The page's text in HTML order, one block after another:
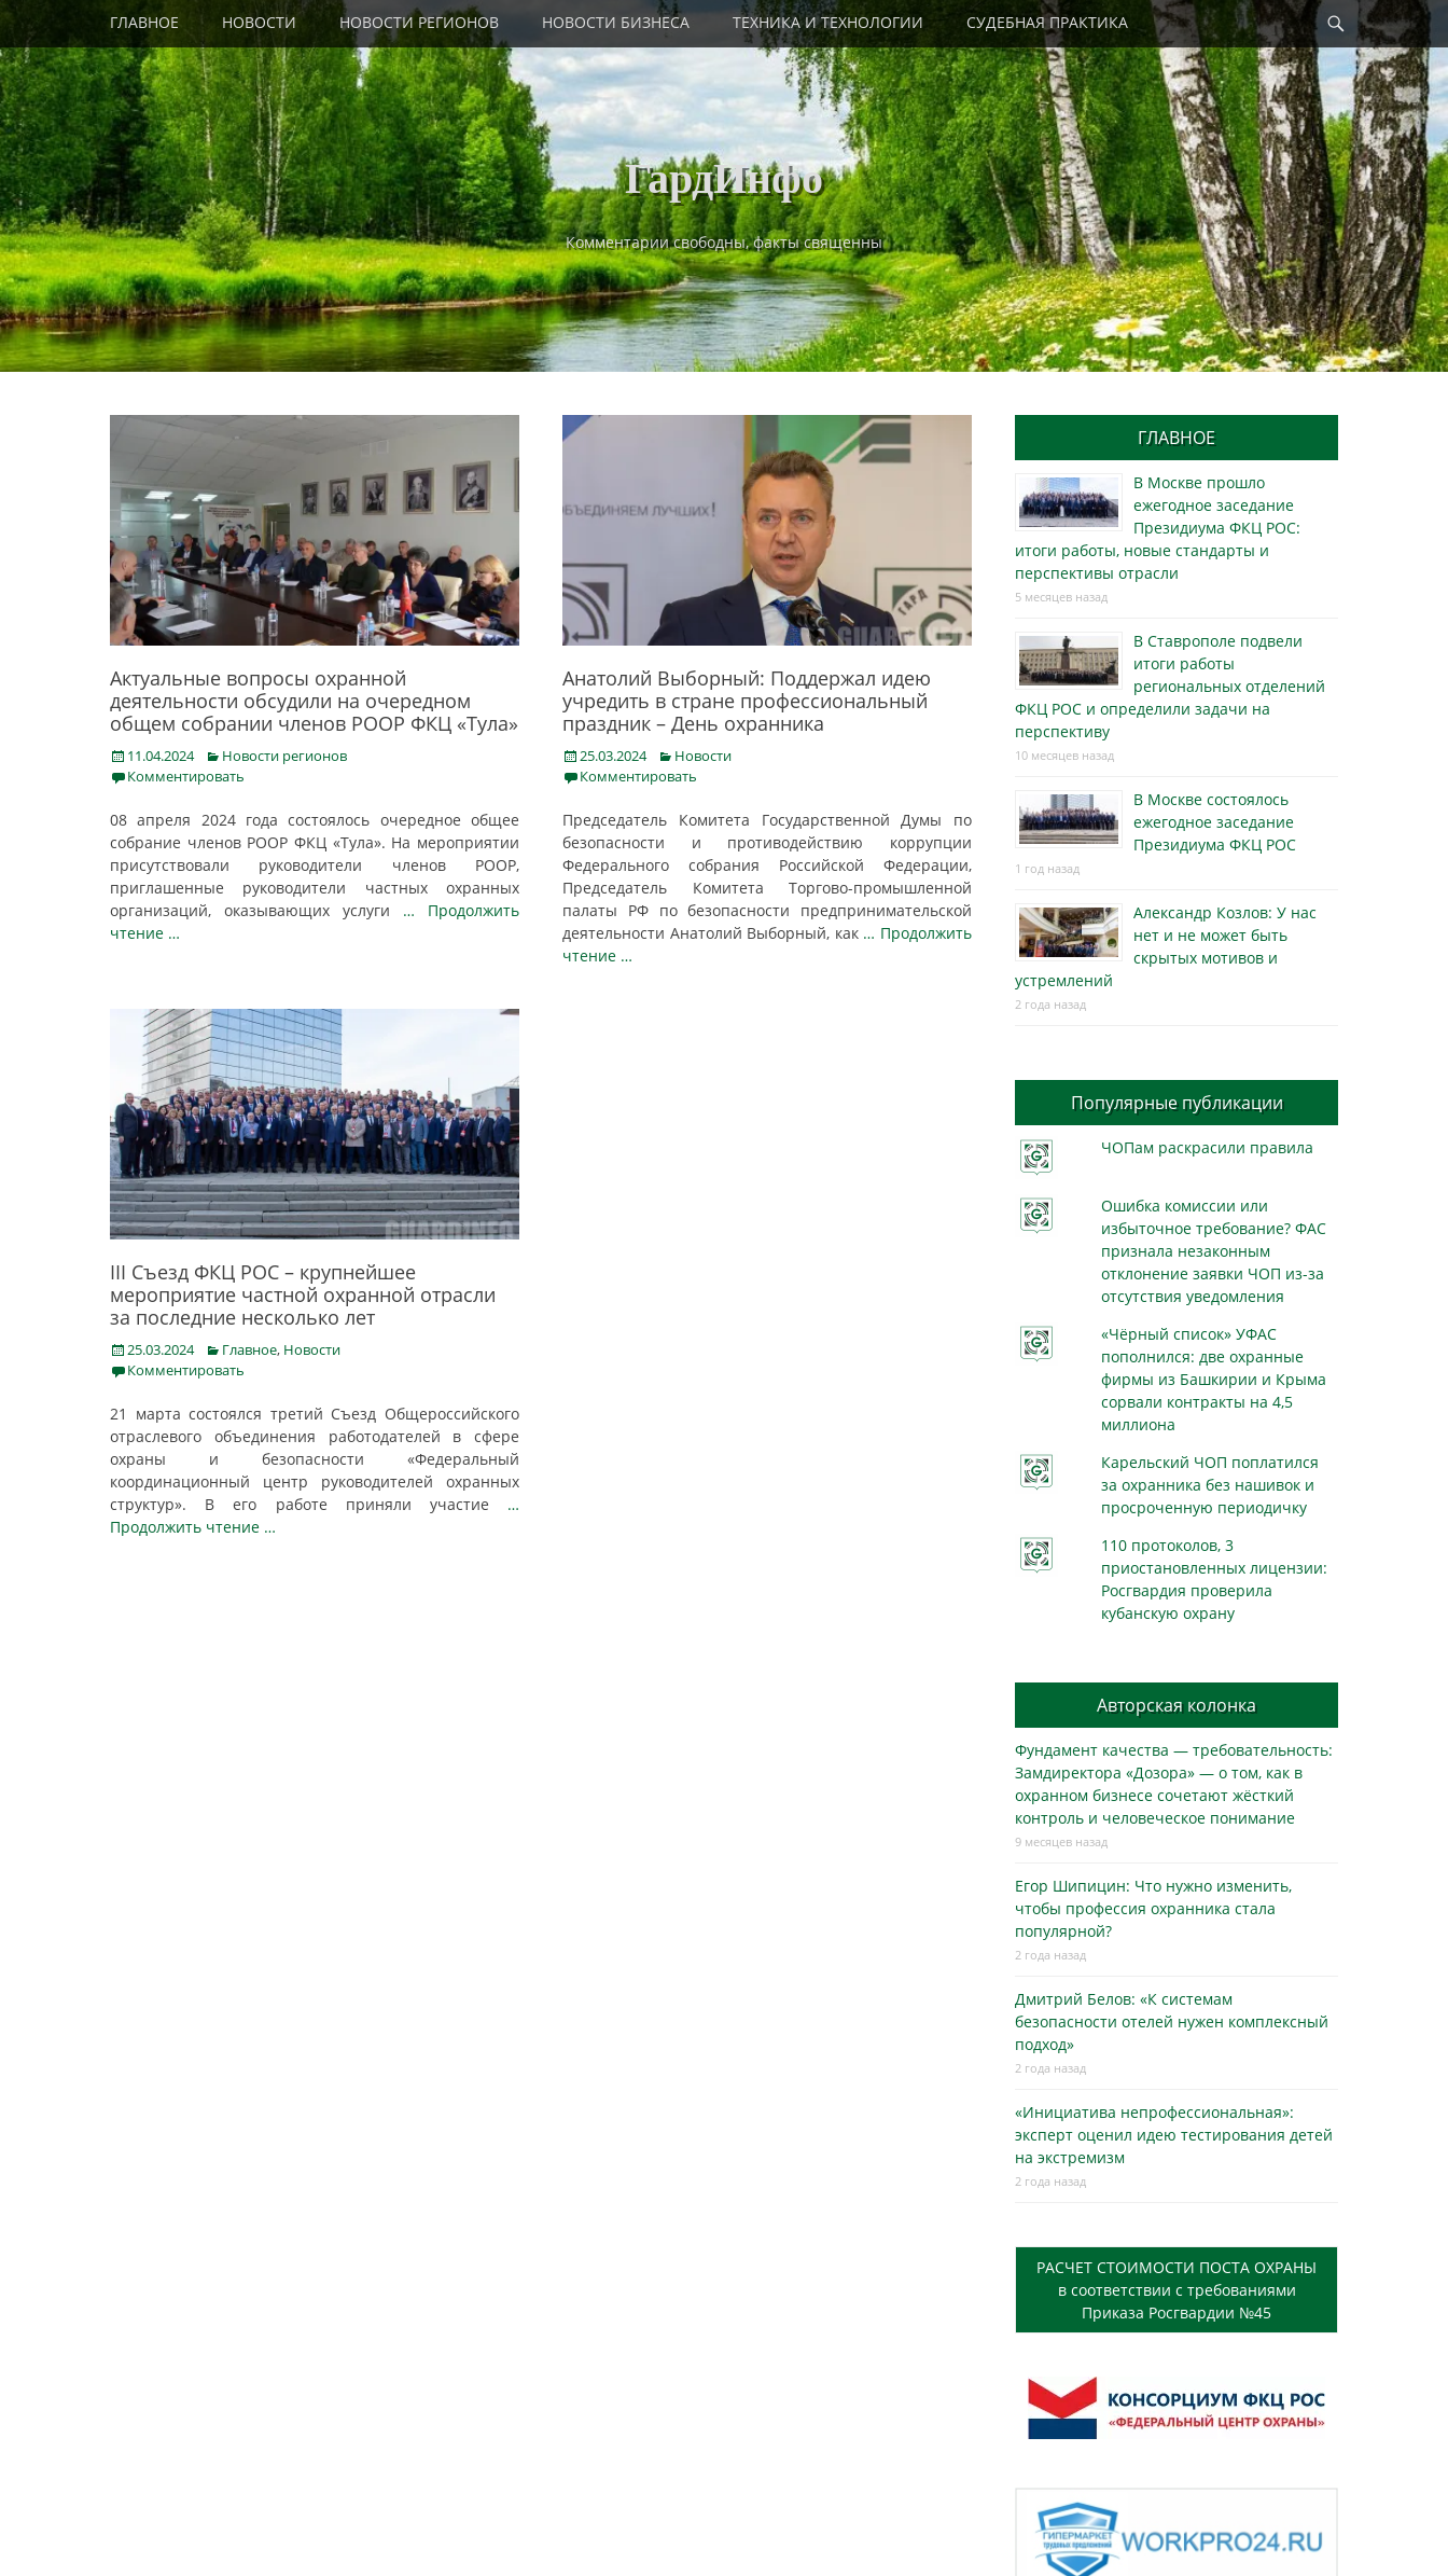
Skip
content
Primary Menu
ГЛАВНОЕ НОВОСТИ НОВОСТИ РЕГИОНОВ НОВОСТИ БИЗНЕСА ТЕХНИКА И ТЕХНОЛОГИИ СУДЕБНАЯ ПРАКТИКА
Найти
ГардИнфо
Комментарии свободны, факты священны
Актуальные вопросы охранной
деятельности обсудили на очередном
общем собрании членов РООР ФКЦ «Тула»
Posted
on
11.04.2024 Categories
Новости регионов
Комментировать
08 апреля 2024 года состоялось очередное общее
собрание членов РООР ФКЦ «Тула». На мероприятии
присутствовали руководители членов РООР,
приглашенные руководители частных охранных
организаций, оказывающих услуги … Продолжить
чтение …
Анатолий Выборный: Поддержал идею
учредить в стране профессиональный
праздник – День охранника
Posted
on
25.03.2024 Categories
Новости
Комментировать
Председатель Комитета Государственной Думы по
безопасности и противодействию коррупции
Федерального собрания Российской Федерации,
Председатель Комитета Торгово-промышленной
палаты РФ по безопасности предпринимательской
деятельности Анатолий Выборный, как … Продолжить
чтение …
III Съезд ФКЦ РОС – крупнейшее
мероприятие частной охранной отрасли
за последние несколько лет
Posted
on
25.03.2024 Categories
Главное, Новости
Комментировать
21 марта состоялся третий Съезд Общероссийского
отраслевого объединения работодателей в сфере
охраны и безопасности «Федеральный
координационный центр руководителей охранных
структур». В его работе приняли участие …
Продолжить чтение …
ГЛАВНОЕ
В Москве прошло
ежегодное заседание
Президиума ФКЦ РОС:
итоги работы, новые стандарты и
перспективы отрасли
5 месяцев назад
В Ставрополе подвели
итоги работы
региональных отделений
ФКЦ РОС и определили задачи на
перспективу
10 месяцев назад
В Москве состоялось
ежегодное заседание
Президиума ФКЦ РОС
1 год назад
Александр Козлов: У нас
нет и не может быть
скрытых мотивов и
устремлений
2 года назад
Популярные публикации
ЧОПам раскрасили правила
Ошибка комиссии или
избыточное требование? ФАС
признала незаконным
отклонение заявки ЧОП из-за
отсутствия уведомления
«Чёрный список» УФАС
пополнился: две охранные
фирмы из Башкирии и Крыма
сорвали контракты на 4,5
миллиона
Карельский ЧОП поплатился
за охранника без нашивок и
просроченную периодичку
110 протоколов, 3
приостановленных лицензии:
Росгвардия проверила
кубанскую охрану
Авторская колонка
Фундамент качества — требовательность:
Замдиректора «Дозора» — о том, как в
охранном бизнесe сочетают жёсткий
контроль и человеческое понимание
9 месяцев назад
Егор Шипицин: Что нужно изменить,
чтобы профессия охранника стала
популярной?
2 года назад
Дмитрий Белов: «К системам
безопасности отелей нужен комплексный
подход»
2 года назад
«Инициатива непрофессиональная»:
эксперт оценил идею тестирования детей
на экстремизм
2 года назад
РАСЧЕТ СТОИМОСТИ ПОСТА ОХРАНЫ
в соответствии с требованиями
Приказа Росгвардии №45